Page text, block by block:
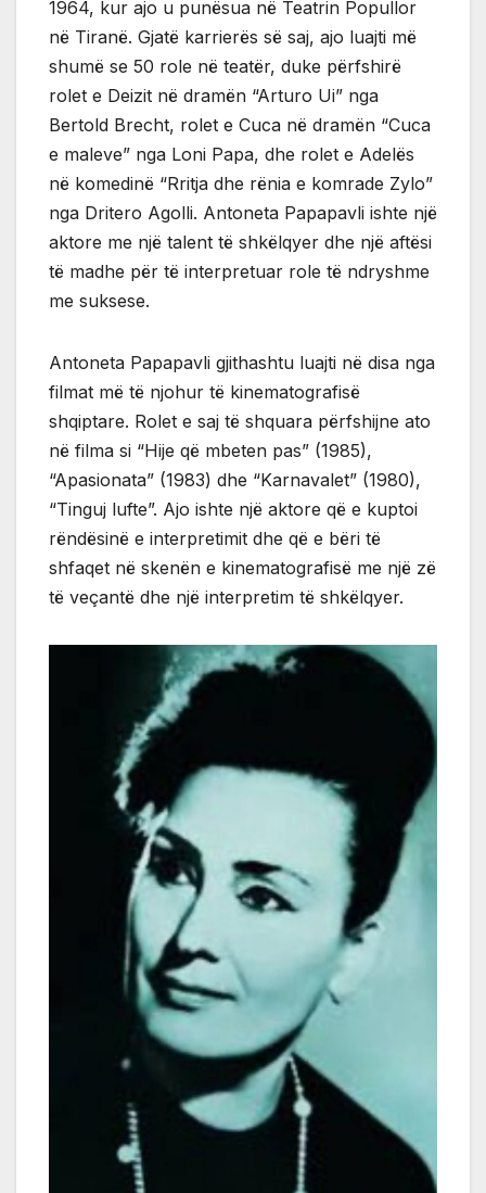
1964, kur ajo u punësua në Teatrin Popullor
në Tiranë. Gjatë karrierës së saj, ajo luajti më
shumë se 50 role në teatër, duke përfshirë
rolet e Deizit në dramën “Arturo Ui” nga
Bertold Brecht, rolet e Cuca në dramën “Cuca
e maleve” nga Loni Papa, dhe rolet e Adelës
në komedinë “Rritja dhe rënia e komrade Zylo”
nga Dritero Agolli. Antoneta Papapavli ishte një
aktore me një talent të shkëlqyer dhe një aftësi
të madhe për të interpretuar role të ndryshme
me suksese.
Antoneta Papapavli gjithashtu luajti në disa nga
filmat më të njohur të kinematografisë
shqiptare. Rolet e saj të shquara përfshijne ato
në filma si “Hije që mbeten pas” (1985),
“Apasionata” (1983) dhe “Karnavalet” (1980),
“Tinguj lufte”. Ajo ishte një aktore që e kuptoi
rëndësinë e interpretimit dhe që e bëri të
shfaqet në skenën e kinematografisë me një zë
të veçantë dhe një interpretim të shkëlqyer.